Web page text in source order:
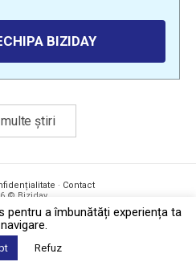
BIZIDAY
știri
· Contact
© Biziday
a îmbunătăți experiența ta
Refuz